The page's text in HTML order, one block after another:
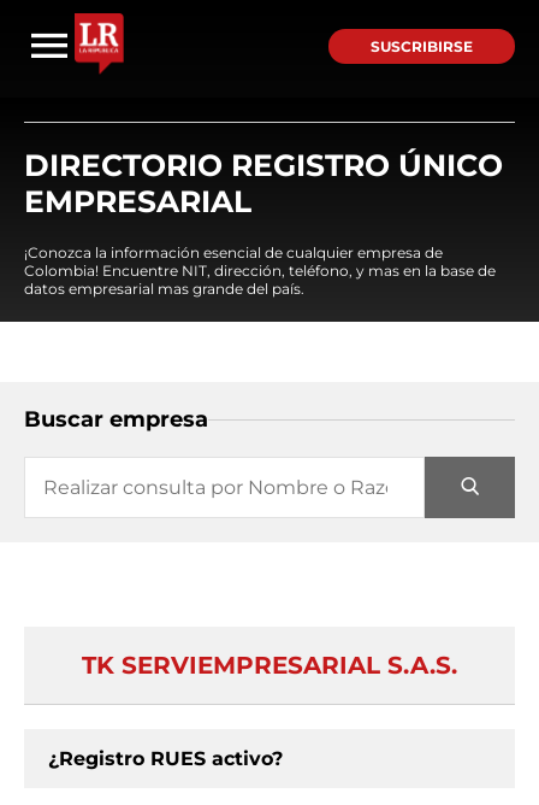
SUSCRIBIRSE
DIRECTORIO REGISTRO ÚNICO
EMPRESARIAL
¡Conozca la información esencial de cualquier empresa de
Colombia! Encuentre NIT, dirección, teléfono, y mas en la base de
datos empresarial mas grande del país.
Buscar empresa
TK SERVIEMPRESARIAL S.A.S.
¿Registro RUES activo?